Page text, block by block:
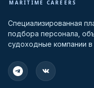
Black Stone (22)
Bolnes(21)
British Polar(11)
Brons
BW(1144)
Callesen
Специализированная
подбора персонала,
судоходные компании